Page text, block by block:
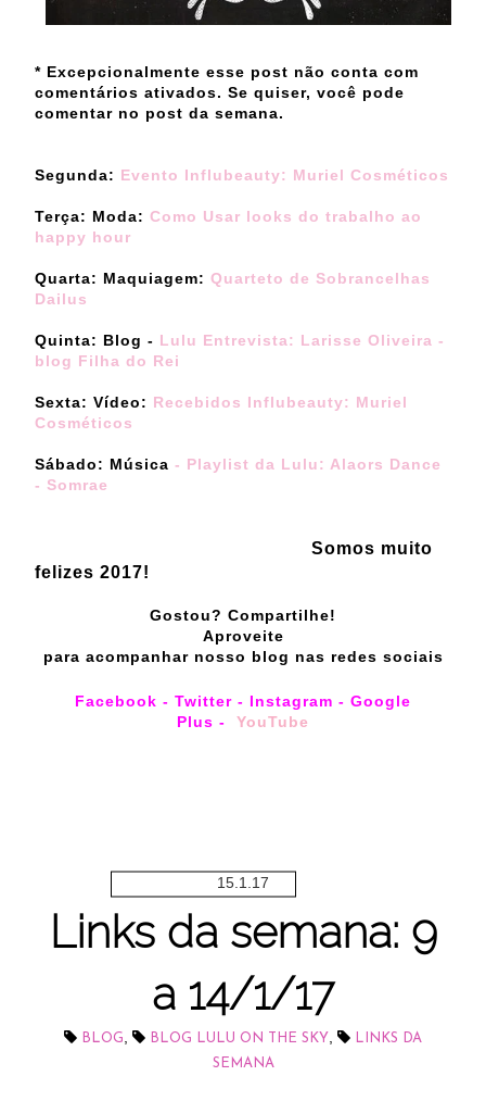
* Excepcionalmente esse post não conta com
comentários ativados. Se quiser, você pode
comentar no post da semana.
Segunda: Evento Influbeauty: Muriel Cosméticos
Terça: Moda: Como Usar looks do trabalho ao
happy hour
Quarta: Maquiagem: Quarteto de Sobrancelhas
Dailus
Quinta: Blog - Lulu Entrevista: Larisse Oliveira -
blog Filha do Rei
Sexta: Vídeo: Recebidos Influbeauty: Muriel
Cosméticos
Sábado: Música - Playlist da Lulu: Alaors Dance
- Somrae
Somos muito
felizes 2017!
Gostou? Compartilhe!
Aproveite
para acompanhar nosso blog nas redes sociais
Facebook - Twitter - Instagram - Google
Plus - YouTube
15.1.17
Links da semana: 9
a 14/1/17
BLOG BLOG LULU ON THE SKY
LINKS DA
SEMANA